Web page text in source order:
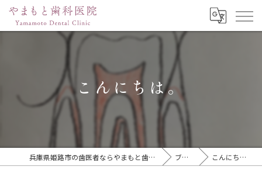
こんにちは。
兵庫県姫路市の歯医者ならやまもと歯科医院 ブログ こんにちは。